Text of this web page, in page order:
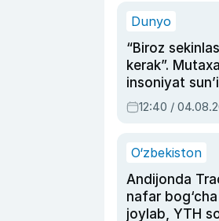
Dunyo
“Biroz
kerak”.
insoniyat
intellektni
olmay
12:40 /
O‘zbekiston
Andijonda
nafar
joylab, YTH